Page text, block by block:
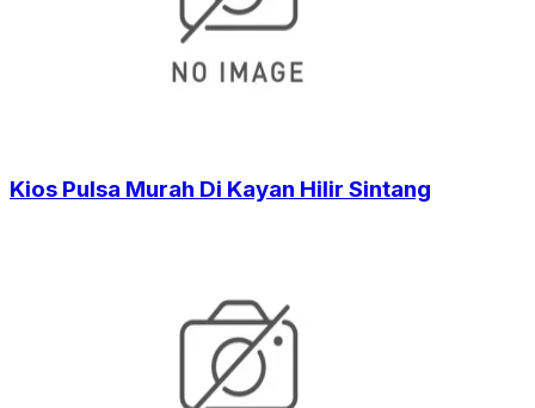
Kios Pulsa Murah Di Kayan Hilir Sintang